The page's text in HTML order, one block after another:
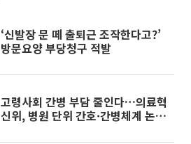
‘신발장 문 떼 출퇴근 조작한다고?’
방문요양 부당청구 적발
고령사회 간병 부담 줄인다…의료혁
신위, 병원 단위 간호·간병체계 논